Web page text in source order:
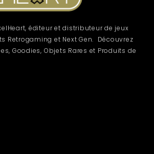
éditeur et distributeur de jeux
Retrogaming et Next Gen. Découvrez
Goodies, Objets Rares et Produits de